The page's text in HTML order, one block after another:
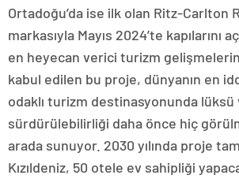
Ortadoğu’da ise ilk olan Ritz-Carlton
markasıyla Mayıs 2024’te kapılarını
en heyecan verici turizm
kabul edilen bu proje, dünyanın en
odaklı turizm destinasyonunda lüksü
sürdürülebilirliği daha önce hiç
arada sunuyor. 2030 yılında proje
Kızıldeniz, 50 otele ev sahipliği